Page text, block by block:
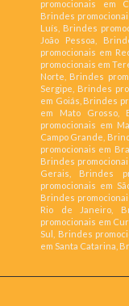
promocionais em
Brindes
Luís, Brindes
João Pessoa,
promocionais em
promocionais em
Norte, Brindes
Sergipe, Brindes
em Goiás, Brindes
em Mato Grosso,
promocionais em
Campo Grande,
promocionais em
Brindes
Gerais, Brindes
promocionais em
Brindes
Rio de Janeiro,
promocionais em
Sul, Brindes
em Santa Catarina,